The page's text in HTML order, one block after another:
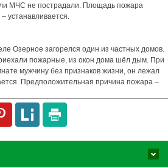
МЧС не пострадали. Площадь пожара
устанавливается.
Озерное загорелся один из частных домов.
пожарные, из окон дома шёл дым. При
мужчину без признаков жизни, он лежал
Предположительная причина пожара –